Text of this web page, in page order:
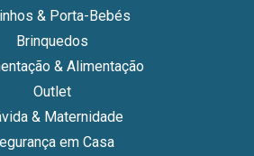
& Porta-Bebés
Brinquedos
& Alimentação
Outlet
& Maternidade
em Casa